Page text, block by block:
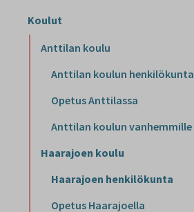
Koulut
Anttilan koulu
Anttilan koulun henkilökunta
Opetus Anttilassa
Anttilan koulun vanhemmille
Haarajoen koulu
Haarajoen henkilökunta
Opetus Haarajoella